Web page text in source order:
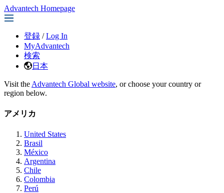
Advantech Homepage
登録 / Log In
MyAdvantech
検索
日本
Visit the Advantech Global website, or choose your country or
region below.
アメリカ
United States
Brasil
México
Argentina
Chile
Colombia
Perú